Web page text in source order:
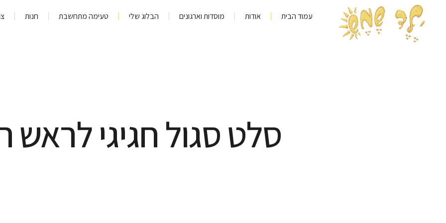
עמוד הבית אודות מוסדות וארגונים הבלוג שלי טעימה מתחשבת חנות
סלט סגול חגיגי לראש